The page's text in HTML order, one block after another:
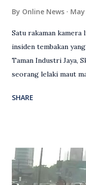
By Online News
Satu rakaman
insiden tembakan
Taman Industri Jaya,
seorang lelaki maut
kejadian berlaku
hiburan di kawasan
meninggal dunia di
SHARE